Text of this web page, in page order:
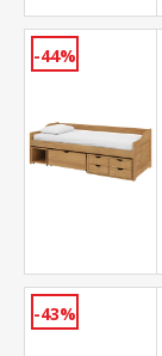
-44%
-43%